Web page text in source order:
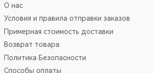
О нас
Условия и правила отправки заказов
Примерная стоимость доставки
Возврат товара
Политика Безопасности
Способы оплаты